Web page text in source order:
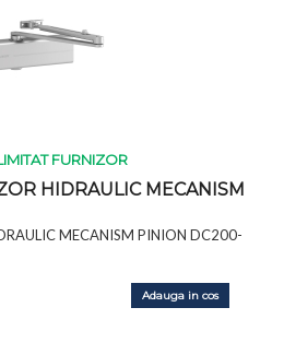
FURNIZOR
HIDRAULIC MECANISM
MECANISM PINION DC200-
Adauga in cos